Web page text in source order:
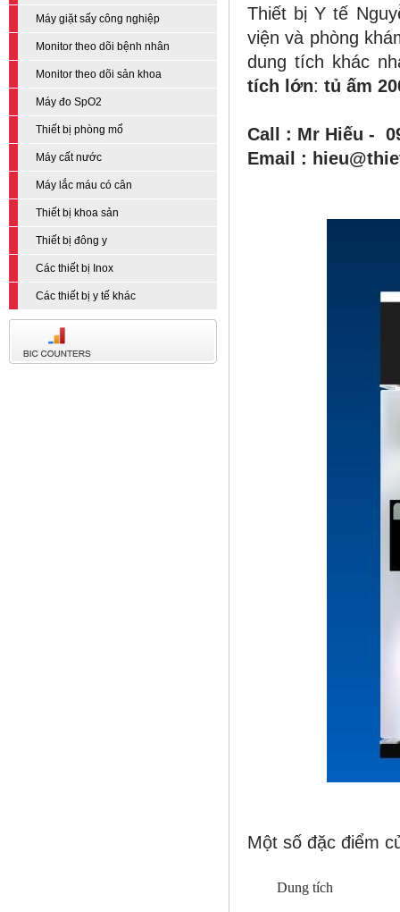
Máy giặt sấy công nghiệp
Monitor theo dõi bệnh nhân
Monitor theo dõi sản khoa
Máy đo SpO2
Thiết bị phòng mổ
Máy cất nước
Máy lắc máu có cân
Thiết bị khoa sản
Thiết bị đông y
Các thiết bị Inox
Các thiết bị y tế khác
Thiết bị Y tế
viện và phòng
dung tích khác
tích lớn: tủ ấm
Call : Mr Hiếu -
Email :
Một số đặc điểm
Dung tích